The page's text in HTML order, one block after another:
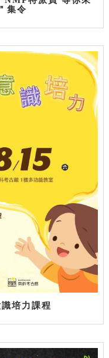
集令
培力課程